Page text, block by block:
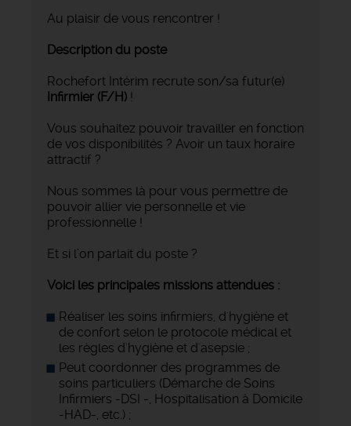
Au plaisir de vous rencontrer !
Description du poste
Rochefort Intérim recrute son/sa futur(e)
Infirmier (F/H) !
Vous souhaitez pouvoir travailler en fonction
de vos disponibilités ? Avoir un taux horaire
attractif ?
Nous sommes là pour vous permettre de
pouvoir allier vie personnelle et vie
professionnelle !
Et si l’on parlait du poste ?
Voici les principales missions attendues :
Réaliser les soins infirmiers, d'hygiène et
de confort selon le protocole médical et
les règles d'hygiène et d'asepsie ;
Peut coordonner des programmes de
soins particuliers (Démarche de Soins
Infirmiers -DSI -, Hospitalisation à Domicile
-HAD-, etc.) ;